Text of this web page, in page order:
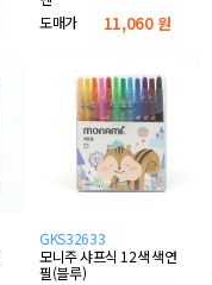
도매가
11,060 원
GKS32633
모니주 샤프식 12색 색연
필(블루)